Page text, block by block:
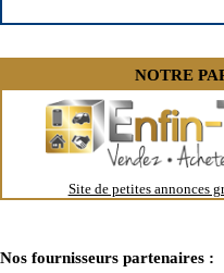
NOTRE
Site de petites annonces
Nos fournisseurs partenaires :